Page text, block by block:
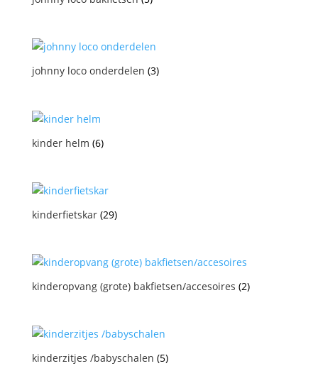
johnny loco onderdelen (3)
kinder helm (6)
kinderfietskar (29)
kinderopvang (grote) bakfietsen/accesoires (2)
kinderzitjes /babyschalen (5)